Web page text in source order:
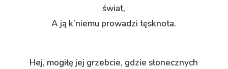
świat,
A ją k’niemu prowadzi tęsknota.
Hej, mogiłę jej grzebcie, gdzie słonecznych